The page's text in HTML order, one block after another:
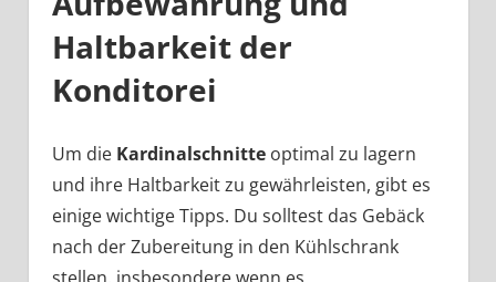
Haltbarkeit der
Konditorei
Um die Kardinalschnitteoptimal zu lagern
und ihre Haltbarkeit zu gewährleisten, gibt es
einige wichtige Tipps. Du solltest das Gebäck
nach der Zubereitung in den Kühlschrank
stellen, insbesondere wenn es